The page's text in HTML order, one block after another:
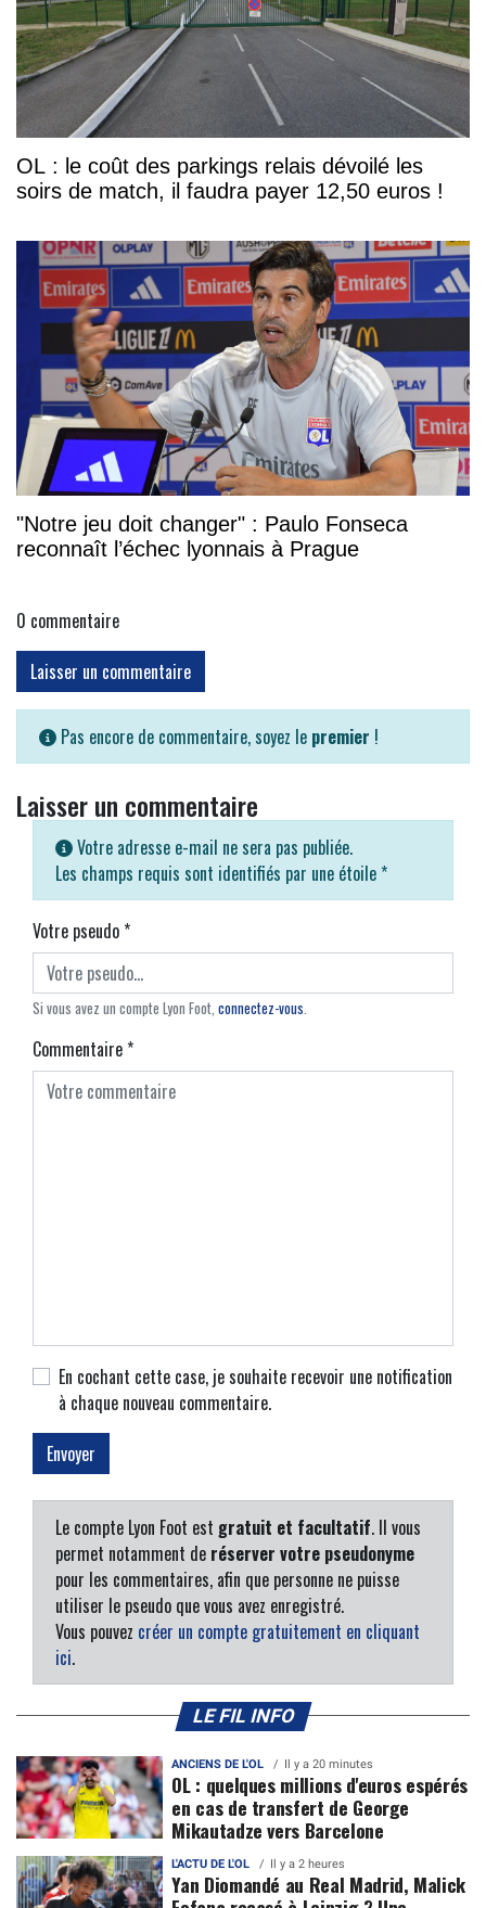
OL : le coût des parkings relais dévoilé les
soirs de match, il faudra payer 12,50 euros !
"Notre jeu doit changer" : Paulo Fonseca
reconnaît l’échec lyonnais à Prague
0 commentaire
Laisser un commentaire
Pas encore de commentaire, soyez le premier !
Laisser un commentaire
Votre adresse e-mail ne sera pas publiée.
Les champs requis sont identifiés par une étoile *
Votre pseudo*
Si vous avez un compte Lyon Foot, connectez-vous
Commentaire*
En cochant cette case, je souhaite recevoir une notification
à chaque nouveau commentaire.
Le compte Lyon Foot est gratuit et facultatif. Il vous
permet notamment de réserver votre pseudonyme
pour les commentaires, afin que personne ne puisse
utiliser le pseudo que vous avez enregistré.
Vous pouvez créer un compte gratuitement en cliquant
ici.
LE FIL INFO
ANCIENS DE L'OL Il y a 20 minutes
OL : quelques millions d'euros espérés
en cas de transfert de George
Mikautadze vers Barcelone
L'ACTU DE L'OL Il y a 2 heures
Yan Diomandé au Real Madrid, Malick